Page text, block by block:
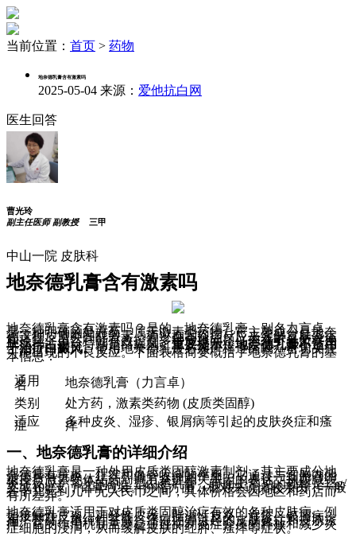
当前位置： 首页 > 药物
地奈德乳膏含有激素吗
2025-05-04 来源： 爱他抗白网
医生回答
曹光玲
副主任医师 副教授
三甲
中山一院 皮肤科
地奈德乳膏含有激素吗
地奈德乳膏含有激素吗？是的，地奈德乳膏，别名力言卓，
是一种明确的处方药，属于激素类药物。它主要成分是地奈
德这种皮质类固醇激素，通过抑制炎症反应来缓解皮肤炎症
和瘙痒。虽然它能有效控制多种皮肤问题，但并不是所有皮
肤病都适用，特别是白癜风。重要提示：地奈德乳膏不适用
于治疗白癜风。使用地奈德乳膏必须严格遵医嘱，密切关注
可能出现的不良反应。下面表格简要概括了地奈德乳膏的基
本信息：
通用
名
地奈德乳膏（力言卓）
类别
处方药，激素类药物 (皮质类固醇)
适应
症 多种皮炎、湿疹、银屑病等引起的皮肤炎症和瘙
痒
一、地奈德乳膏的详细介绍
地奈德乳膏是一种外用皮质类固醇激素制剂，其主要成分地
奈德具有抗炎、止痒和血管收缩的作用。它通过与细胞内的
糖皮质激素受体结合，调节炎症相关基因的表达，从而减缓
炎症反应。常见的剂型是白色乳膏，市面上常见的规格是15g/
支或10g/支，铝管包装。价格方面，相对来说比较亲民，一般
在十几元到几十元人民币之间，具体价格会因地区和药店而
有所差异。
地奈德乳膏适用于对皮质类固醇治疗有效的各种皮肤病，例
如接触性皮炎、神经性皮炎、脂溢性皮炎、湿疹、银屑病、
扁平苔藓、单纯性苔藓、汗疱症等引起的皮肤炎症和皮肤瘙
痒。它的作用机制主要是通过抑制炎症介质的释放和减少炎
症细胞的浸润，从而缓解皮肤的红肿、瘙痒等症状。